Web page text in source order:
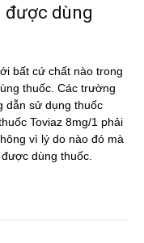
được dùng
bất cứ chất nào trong
thuốc. Các trường
dẫn sử dụng thuốc
Toviaz 8mg/1 phải
vì lý do nào đó mà
dùng thuốc.